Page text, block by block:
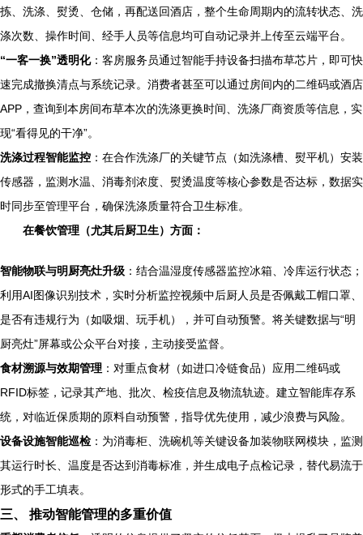
拣、洗涤、熨烫、仓储，再配送回酒店，整个生命周期内的流转状态、洗
涤次数、操作时间、经手人员等信息均可自动记录并上传至云端平台。
“一客一换”透明化：客房服务员通过智能手持设备扫描布草芯片，即可快
速完成撤换清点与系统记录。消费者甚至可以通过房间内的二维码或酒店
APP，查询到本房间布草本次的洗涤更换时间、洗涤厂商资质等信息，实
现“看得见的干净”。
洗涤过程智能监控 ：在合作洗涤厂的关键节点（如洗涤槽、熨平机）安装
传感器，监测水温、消毒剂浓度、熨烫温度等核心参数是否达标，数据实
时同步至管理平台，确保洗涤质量符合卫生标准。
在餐饮管理（尤其后厨卫生）方面：
智能物联与明厨亮灶升级 ：结合温湿度传感器监控冰箱、冷库运行状态；
利用AI图像识别技术，实时分析监控视频中后厨人员是否佩戴工帽口罩、
是否有违规行为（如吸烟、玩手机），并可自动预警。将关键数据与“明
厨亮灶”屏幕或公众平台对接，主动接受监督。
食材溯源与效期管理 ：对重点食材（如进口冷链食品）应用二维码或
RFID标签，记录其产地、批次、检疫信息及物流轨迹。建立智能库存系
统，对临近保质期的原料自动预警，指导优先使用，减少浪费与风险。
设备设施智能巡检：为消毒柜、洗碗机等关键设备加装物联网模块，监测
其运行时长、温度是否达到消毒标准，并生成电子点检记录，替代易流于
形式的手工填表。
三、 推动智能管理的多重价值